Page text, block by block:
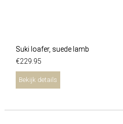
Suki loafer, suede lamb
€229 95
Bekijk details